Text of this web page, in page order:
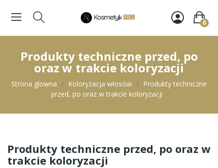
0
Produkty techniczne przed, po
oraz w trakcie koloryzacji
Strona glowna Koloryzacja włosów
Produkty techniczne
przed, po oraz w trakcie koloryzacji
Produkty techniczne przed, po oraz w
trakcie koloryzacji